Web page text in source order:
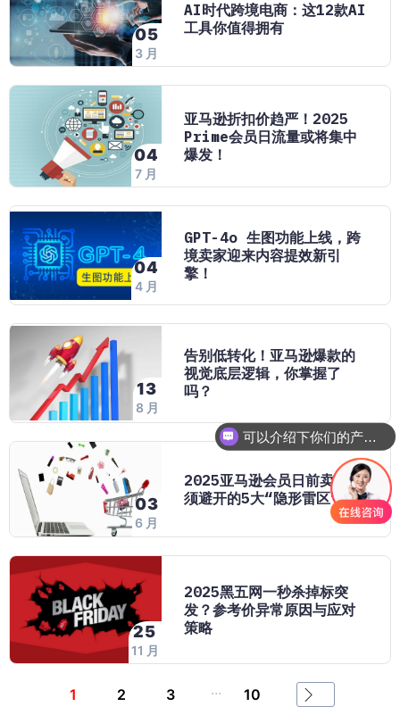
05
3 月
AI时代跨境电商：这12款AI
工具你值得拥有
04
7 月
亚马逊折扣价趋严！2025
Prime会员日流量或将集中
爆发！
04
4 月
GPT-4o 生图功能上线，跨
境卖家迎来内容提效新引
擎！
13
8 月
告别低转化！亚马逊爆款的
视觉底层逻辑，你掌握了
吗？
03
6 月
2025亚马逊会员日前卖家必
须避开的5大“隐形雷区”！
25
11 月
2025黑五网一秒杀掉标突
发？参考价异常原因与应对
策略
1 2 3 ... 10
可以介绍下你们的产品么